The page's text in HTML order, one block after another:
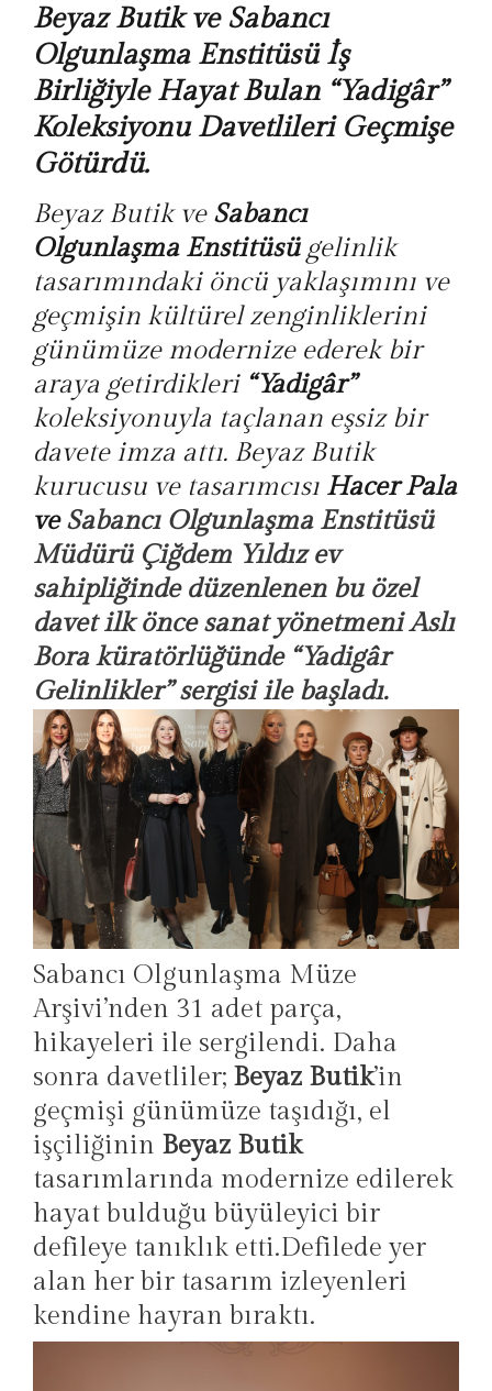
Beyaz Butik ve Sabancı
Olgunlaşma Enstitüsü İş
Birliğiyle Hayat Bulan “Yadigâr”
Koleksiyonu Davetlileri Geçmişe
Götürdü.
Beyaz Butik veSabancı
Olgunlaşma Enstitüsügelinlik
tasarımındaki öncü yaklaşımını ve
geçmişin kültürel zenginliklerini
günümüze modernize ederek bir
araya getirdikleri “Yadigâr”
koleksiyonuyla taçlanan eşsiz bir
davete imza attı. Beyaz Butik
kurucusu ve tasarımcısı Hacer Pala
veSabancı Olgunlaşma Enstitüsü
Müdürü Çiğdem Yıldızev
sahipliğinde düzenlenen bu özel
davet ilk önce sanat yönetmeni Aslı
Bora küratörlüğünde “Yadigâr
Gelinlikler” sergisi ile başladı.
Sabancı Olgunlaşma Müze
Arşivi’nden 31 adet parça,
hikayeleri ile sergilendi. Daha
sonra davetliler; Beyaz Butik’in
geçmişi günümüze taşıdığı, el
işçiliğinin Beyaz Butik
tasarımlarında modernize edilerek
hayat bulduğu büyüleyici bir
defileye tanıklık etti.Defilede yer
alan her bir tasarım izleyenleri
kendine hayran bıraktı.